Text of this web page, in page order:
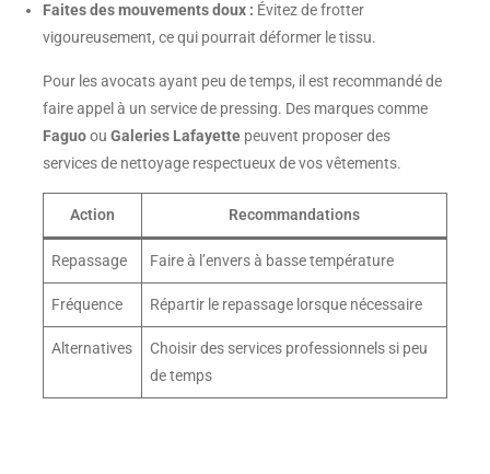
Faites des mouvements doux : Évitez de frotter
vigoureusement, ce qui pourrait déformer le tissu.
Pour les avocats ayant peu de temps, il est recommandé de
faire appel à un service de pressing. Des marques comme
Faguoou Galeries Lafayettepeuvent proposer des
services de nettoyage respectueux de vos vêtements.
Action Recommandations
Repassage Faire à l’envers à basse température
Fréquence Répartir le repassage lorsque nécessaire
Alternatives
Choisir des services professionnels si peu
de temps